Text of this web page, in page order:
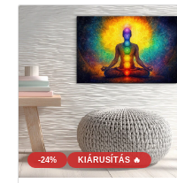
-24% KIÁRUSÍTÁS 🔥